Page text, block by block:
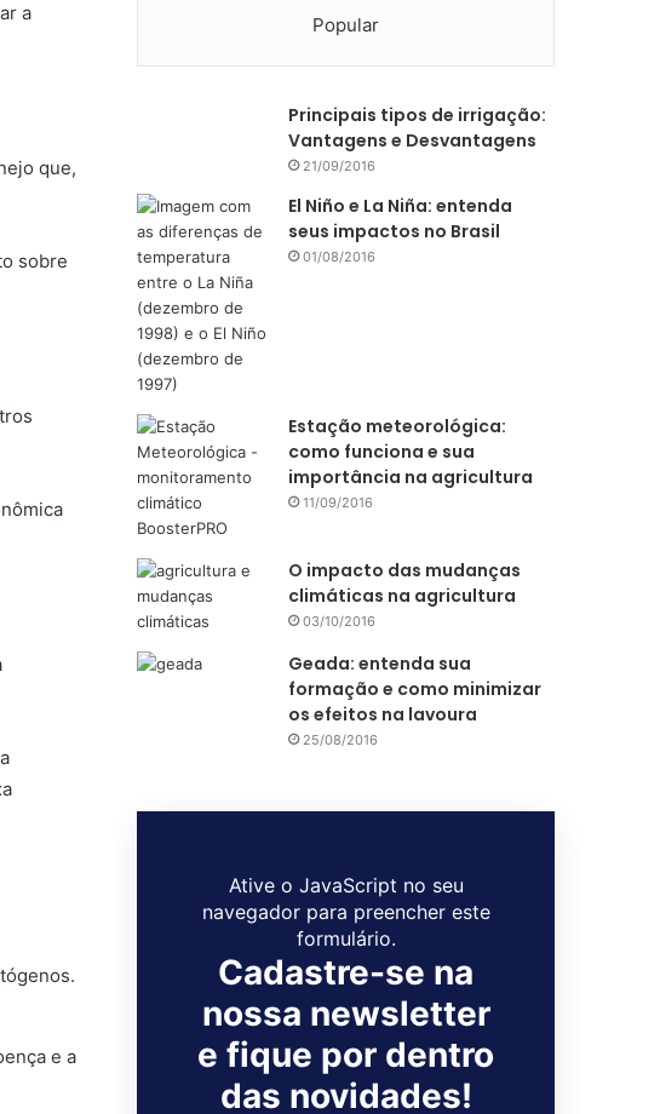
a
que,
sobre
e a
Popular
Principais tipos de irrigação:
Vantagens e Desvantagens
21/09/2016
El Niño e La Niña: entenda
seus impactos no Brasil
01/08/2016
Estação meteorológica:
como funciona e sua
importância na agricultura
11/09/2016
O impacto das mudanças
climáticas na agricultura
03/10/2016
Geada: entenda sua
formação e como minimizar
os efeitos na lavoura
25/08/2016
Ative o JavaScript no seu
navegador para preencher este
formulário.
Cadastre-se na
nossa newsletter
e fique por dentro
das novidades!